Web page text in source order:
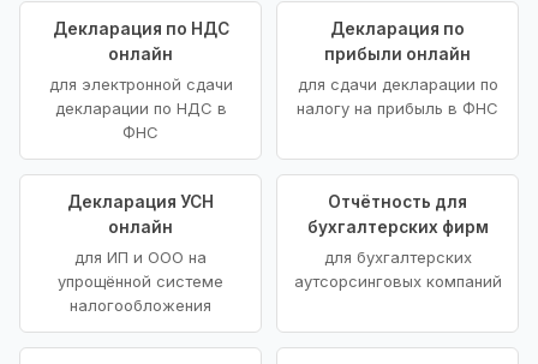
Декларация по НДС
онлайн
для электронной сдачи
декларации по НДС в
ФНС
Декларация по
прибыли онлайн
для сдачи декларации по
налогу на прибыль в ФНС
Декларация УСН
онлайн
для ИП и ООО на
упрощённой системе
налогообложения
Отчётность для
бухгалтерских фирм
для бухгалтерских
аутсорсинговых компаний